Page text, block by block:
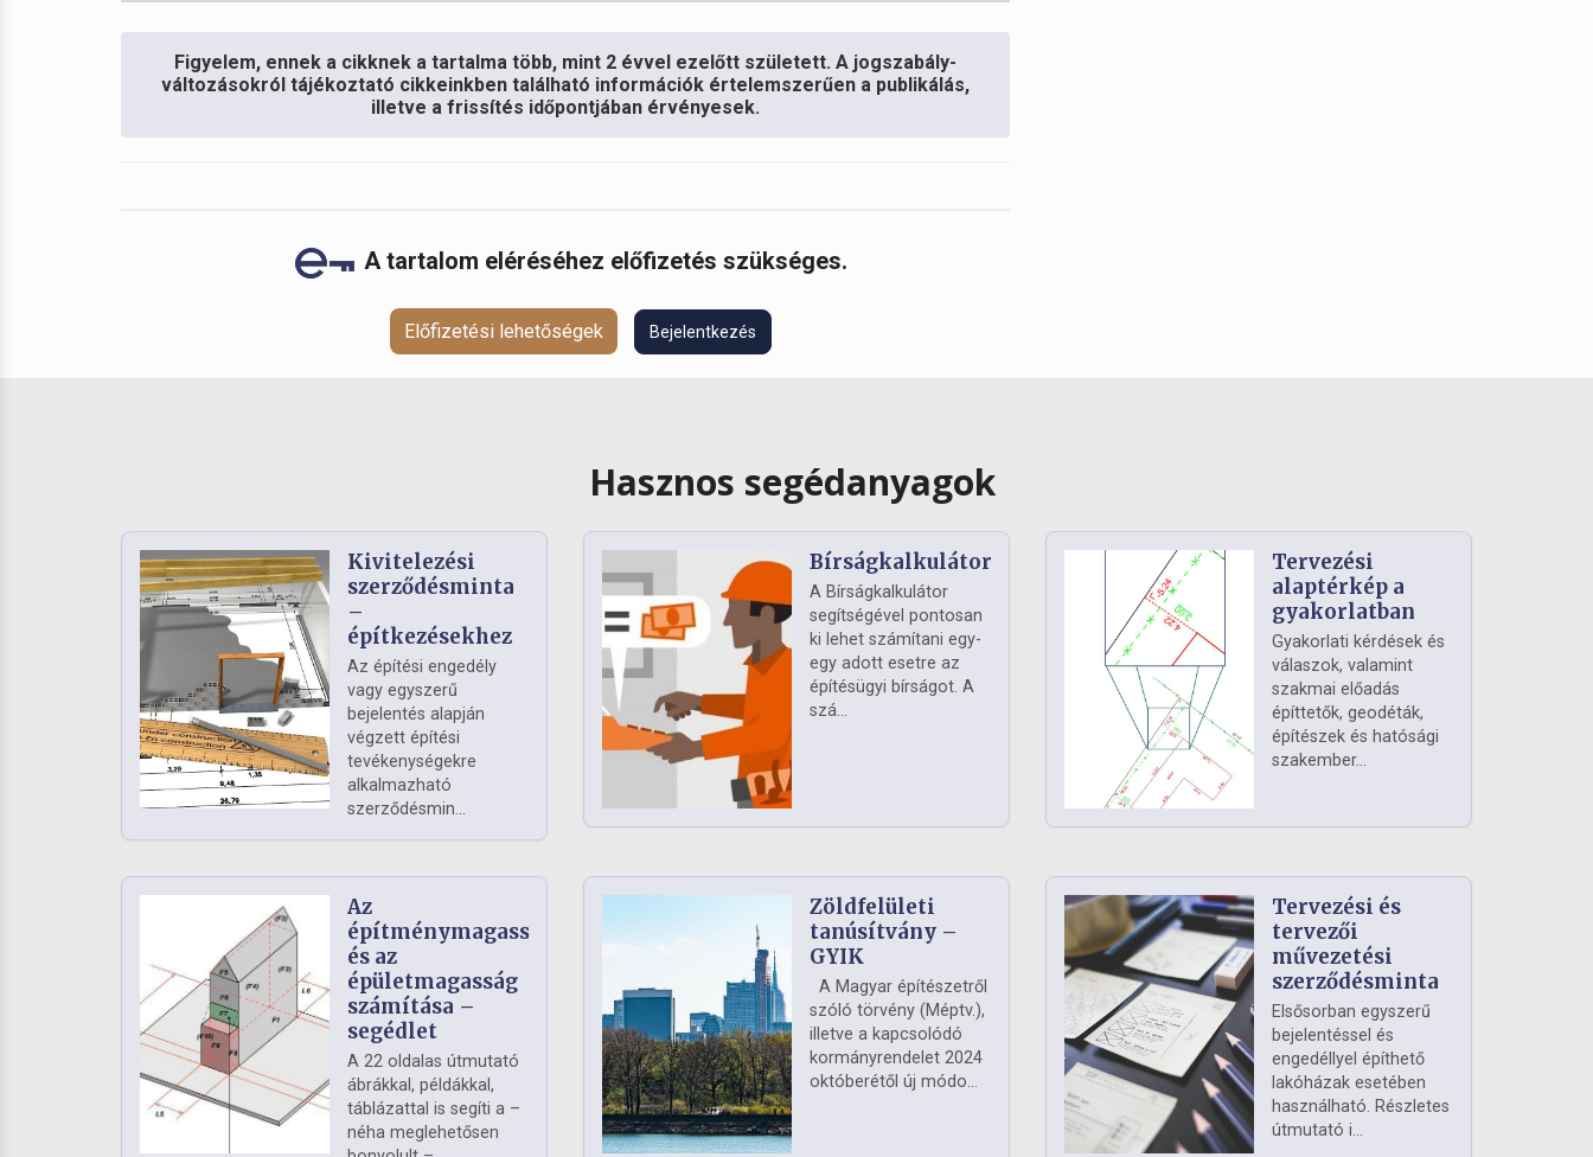
Figyelem, ennek a cikknek a tartalma több, mint 2 évvel ezelőtt született. A jogszabály-
változásokról tájékoztató cikkeinkben található információk értelemszerűen a publikálás,
illetve a frissítés időpontjában érvényesek.
A tartalom eléréséhez előfizetés szükséges.
Előfizetési lehetőségek Bejelentkezés
Hasznos segédanyagok
Kivitelezési
szerződésminta
–
építkezésekhez
Az építési engedély
vagy egyszerű
bejelentés alapján
végzett építési
tevékenységekre
alkalmazható
szerződésmin...
Bírságkalkulátor
A Bírságkalkulátor
segítségével pontosan
ki lehet számítani egy-
egy adott esetre az
építésügyi bírságot. A
szá...
Tervezési
alaptérkép a
gyakorlatban
Gyakorlati kérdések és
válaszok, valamint
szakmai előadás
építtetők, geodéták,
építészek és hatósági
szakember...
Az
építménymagasság
és az
épületmagasság
számítása –
segédlet
A 22 oldalas útmutató
ábrákkal, példákkal,
táblázattal is segíti a –
néha meglehetősen
Zöldfelületi
tanúsítvány –
GYIK
A Magyar építészetről
szóló törvény (Méptv.),
illetve a kapcsolódó
kormányrendelet 2024
októberétől új módo...
Tervezési és
tervezői
művezetési
szerződésminta
Elsősorban egyszerű
bejelentéssel és
engedéllyel építhető
lakóházak esetében
használható. Részletes
útmutató i...